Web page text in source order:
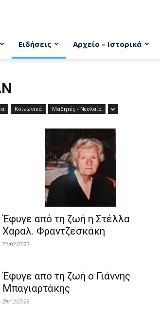
Ειδήσεις Αρχείο – Ιστορικά
Κοινωνικά Μαθητές - Νεολαία
Έφυγε από τη ζωή η Στέλλα
Χαραλ. Φραντζεσκάκη
22/02/2023
Έφυγε απο τη ζωή ο Γιάννης
Μπαγιαρτάκης
29/12/2022